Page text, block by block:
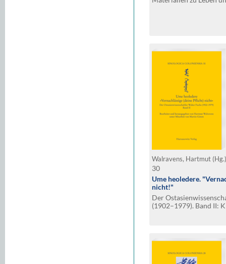
Walravens, Hartmut
30
Ume heoledere.
nicht!"
Der
(1902–1979). Band II: